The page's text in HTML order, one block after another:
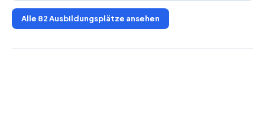
Alle 82Ausbildungsplätze ansehen